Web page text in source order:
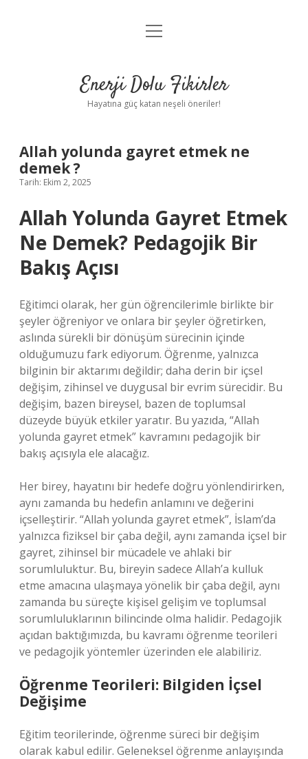
Anasayfa
Yasal Uyarı
menüyü
Enerji Dolu Fikirler
Hayatına güç katan neşeli öneriler!
Allah yolunda gayret etmek ne
demek ?
Tarih: Ekim 2, 2025
Allah Yolunda Gayret Etmek
Ne Demek? Pedagojik Bir
Bakış Açısı
Eğitimci olarak, her gün öğrencilerimle birlikte bir
şeyler öğreniyor ve onlara bir şeyler öğretirken,
aslında sürekli bir dönüşüm sürecinin içinde
olduğumuzu fark ediyorum. Öğrenme, yalnızca
bilginin bir aktarımı değildir; daha derin bir içsel
değişim, zihinsel ve duygusal bir evrim sürecidir. Bu
değişim, bazen bireysel, bazen de toplumsal
düzeyde büyük etkiler yaratır. Bu yazıda, “Allah
yolunda gayret etmek” kavramını pedagojik bir
bakış açısıyla ele alacağız.
Her birey, hayatını bir hedefe doğru yönlendirirken,
aynı zamanda bu hedefin anlamını ve değerini
içselleştirir. “Allah yolunda gayret etmek”, İslam’da
yalnızca fiziksel bir çaba değil, aynı zamanda içsel bir
gayret, zihinsel bir mücadele ve ahlaki bir
sorumluluktur. Bu, bireyin sadece Allah’a kulluk
etme amacına ulaşmaya yönelik bir çaba değil, aynı
zamanda bu süreçte kişisel gelişim ve toplumsal
sorumluluklarının bilincinde olma halidir. Pedagojik
açıdan baktığımızda, bu kavramı öğrenme teorileri
ve pedagojik yöntemler üzerinden ele alabiliriz.
Öğrenme Teorileri: Bilgiden İçsel
Değişime
Eğitim teorilerinde, öğrenme süreci bir değişim
olarak kabul edilir. Geleneksel öğrenme anlayışında